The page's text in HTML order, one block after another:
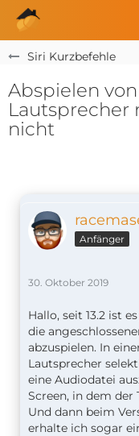
Siri Kurzbefehle
Abspielen
Lautsprecher
nicht
Anfänger
30. Oktober 2019
Hallo, seit 13.2 ist
die
abzuspielen. In
Lautsprecher
eine Audiodatei
Screen, in dem der
Und dann beim
erhalte ich sogar